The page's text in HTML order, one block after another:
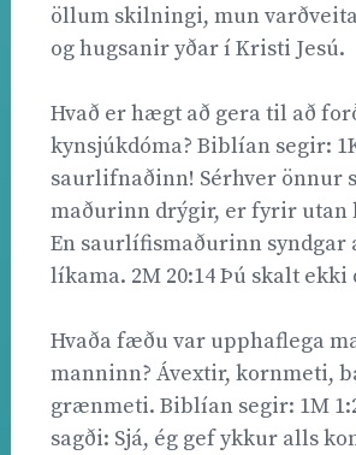
öllum skilningi, mun
og hugsanir yðar í Kristi Jesú.
Hvað er hægt að gera til að
kynsjúkdóma? Biblían segir:
saurlifnaðinn! Sérhver önnur
maðurinn drýgir, er fyrir utan
En saurlífismaðurinn syndgar
líkama. 2M 20:14 Þú skalt ekki
Hvaða fæðu var upphaflega
manninn? Ávextir, kornmeti,
grænmeti. Biblían segir: 1M
sagði: Sjá, ég gef ykkur alls